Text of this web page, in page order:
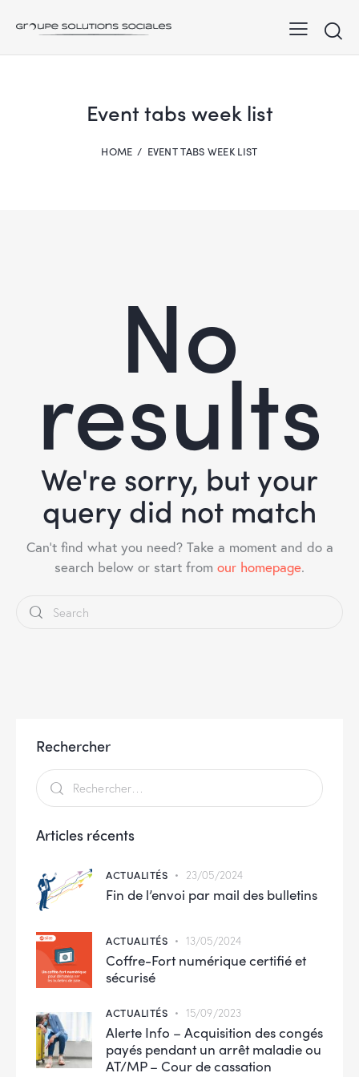
Event tabs week list
HOME EVENT TABS WEEK LIST
No
results
We're sorry, but your
query did not match
Can't find what you need? Take a moment and do a
search below or start from our homepage.
Rechercher
Rechercher :
Articles récents
ACTUALITÉS 23/05/2024
Fin de l’envoi par mail des bulletins
ACTUALITÉS 13/05/2024
Coffre-Fort numérique certifié et
sécurisé
ACTUALITÉS 15/09/2023
Alerte Info – Acquisition des congés
payés pendant un arrêt maladie ou
AT/MP – Cour de cassation